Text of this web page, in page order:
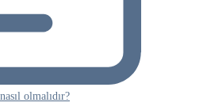
olmalıdır?